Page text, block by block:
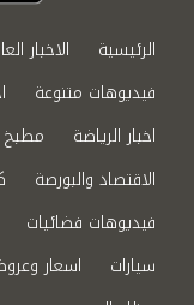
الرئيسية الاخبار
فيديوهات متنوعة
اخبار الرياضة
مطبخ
الاقتصاد والبورصة
فيديوهات فضائيات
سيارات
اسعار